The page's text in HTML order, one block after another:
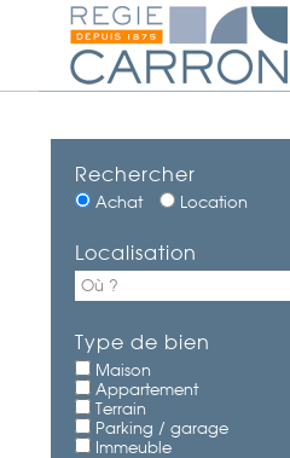
Rechercher
Achat Location
Localisation
Type de bien
Maison
Appartement
Terrain
Parking / garage
Immeuble